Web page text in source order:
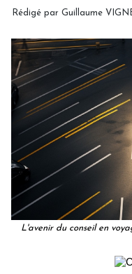
Rédigé par Guillaume
L'avenir du conseil en